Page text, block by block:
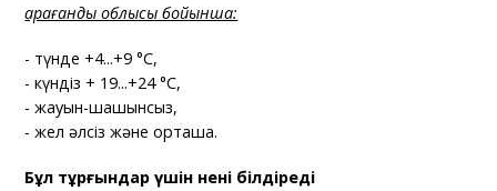
Қарағанды облысы бойынша:
- түнде +4...+9 °C,
- күндіз + 19...+24 °C,
- жауын-шашынсыз,
- жел әлсіз және орташа.
Бұл тұрғындар үшін нені білдіреді